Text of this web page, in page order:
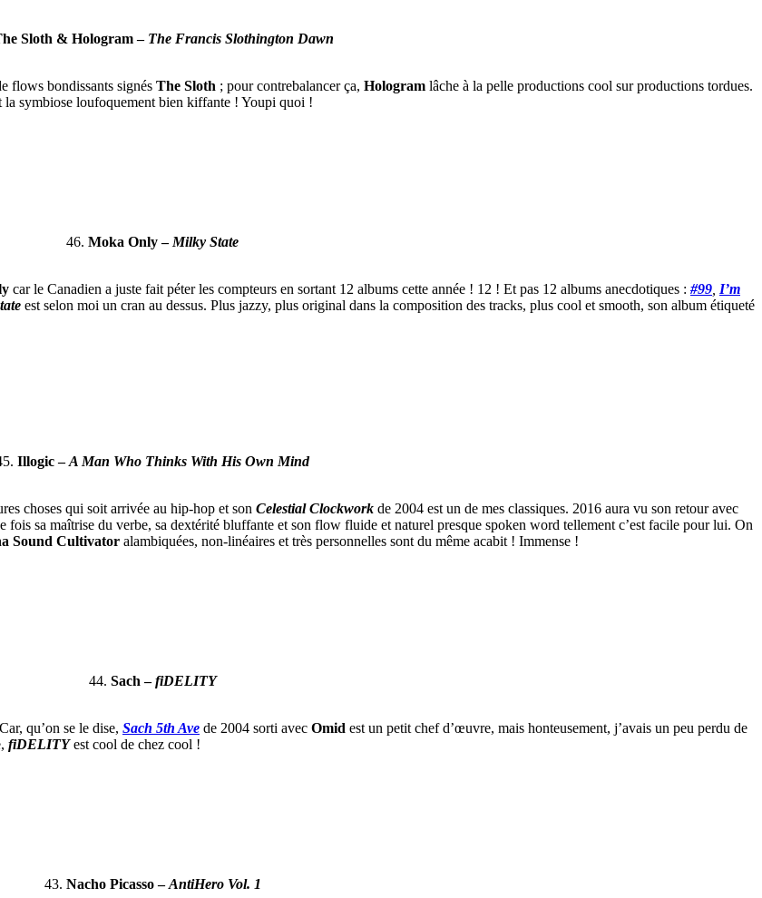
Sloth & Hologram – The Francis Slothington Dawn
flows bondissants signés The Sloth ; pour contrebalancer ça, Hologram lâche à la pelle productions cool sur productions tordues.
la symbiose loufoquement bien kiffante ! Youpi quoi !
46. Moka Only – Milky State
car le Canadien a juste fait péter les compteurs en sortant 12 albums cette année ! 12 ! Et pas 12 albums anecdotiques : #99 I’m
est selon moi un cran au dessus. Plus jazzy, plus original dans la composition des tracks, plus cool et smooth, son album étiqueté
Illogic –A Man Who Thinks With His Own Mind
choses qui soit arrivée au hip-hop et son Celestial Clockwork de 2004 est un de mes classiques. 2016 aura vu son retour avec
fois sa maîtrise du verbe, sa dextérité bluffante et son flow fluide et naturel presque spoken word tellement c’est facile pour lui. On
Sound Cultivator alambiquées, non-linéaires et très personnelles sont du même acabit ! Immense !
44. Sach –fiDELITY
qu’on se le dise, Sach 5th Ave de 2004 sorti avec Omid est un petit chef d’œuvre, mais honteusement, j’avais un peu perdu de
fiDELITY est cool de chez cool !
43. Nacho Picasso –AntiHero Vol. 1